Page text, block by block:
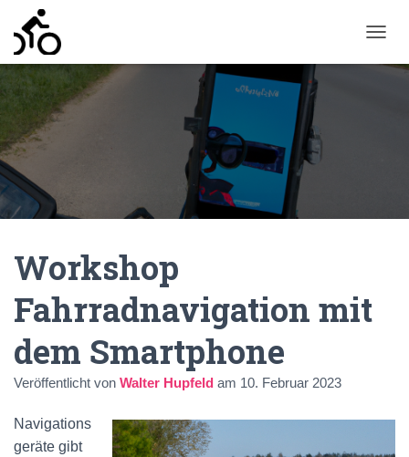
A
U
Workshop
Fahrradnavigation mit
dem Smartphone
Veröffentlicht von Walter Hupfeld am 10. Februar 2023
Navigations
geräte gibt